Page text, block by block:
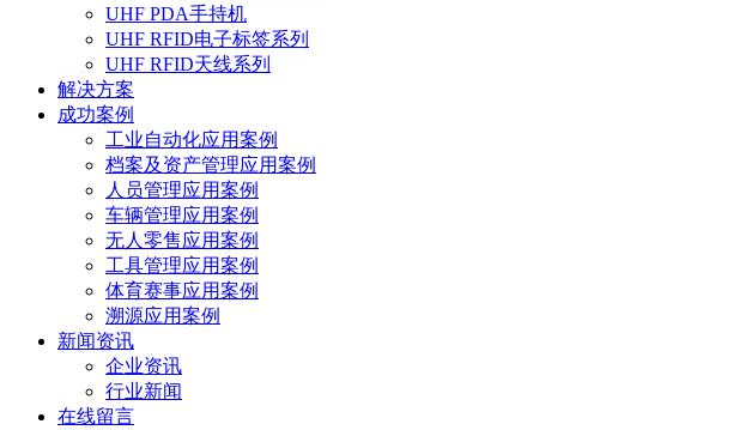
UHF PDA手持机
UHF RFID电子标签系列
UHF RFID天线系列
解决方案
成功案例
工业自动化应用案例
档案及资产管理应用案例
人员管理应用案例
车辆管理应用案例
无人零售应用案例
工具管理应用案例
体育赛事应用案例
溯源应用案例
新闻资讯
企业资讯
行业新闻
在线留言